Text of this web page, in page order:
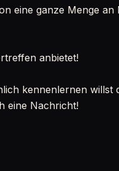
eine ganze Menge
anbietet!
kennenlernen
eine Nachricht!